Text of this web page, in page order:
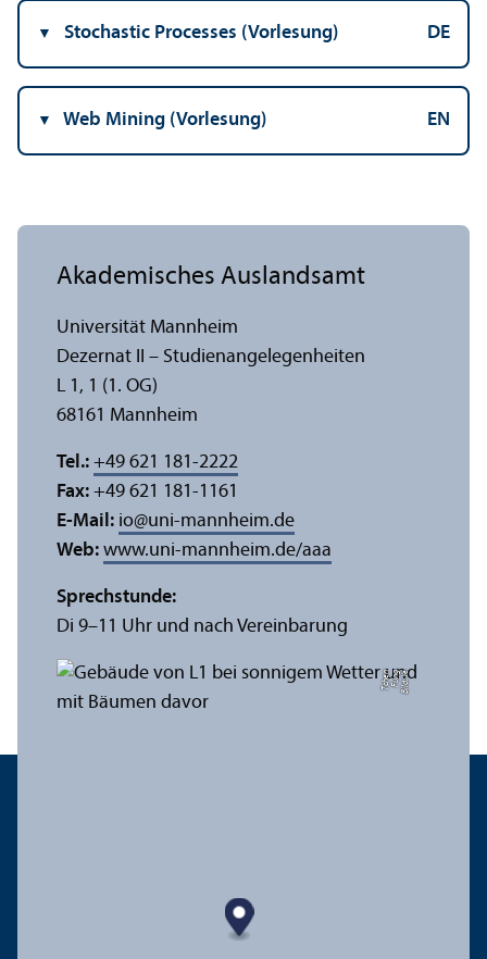
Stochastic Processes (Vorlesung) DE
Web Mining (Vorlesung) EN
Bil
d:
Y
e
F
u
n
g
T
c
h
e
n
Akademisches Auslands­amt
Universität Mannheim
Dezernat II – Studien­angelegenheiten
L 1, 1 (1. OG)
68161 Mannheim
Tel.: +49 621 181-2222
Fax: +49 621 181-1161
E-Mail: io@uni-mannheim.de
Web: www.uni-mannheim.de/aaa
Sprechstunde:
Di 9–11 Uhr und nach Vereinbarung